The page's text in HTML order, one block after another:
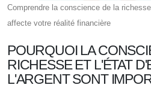
Comprendre la conscience de la
affecte votre réalité financière
POURQUOI LA
RICHESSE ET L'ÉTAT
L'ARGENT SONT